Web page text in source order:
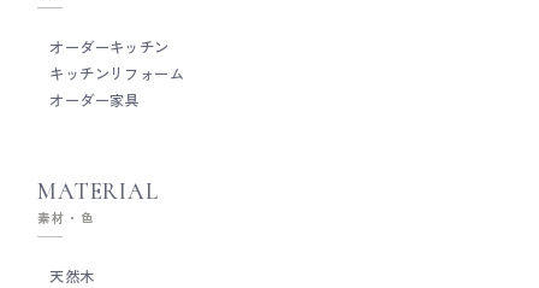
オーダーキッチン
キッチンリフォーム
オーダー家具
MATERIAL
素材・色
天然木